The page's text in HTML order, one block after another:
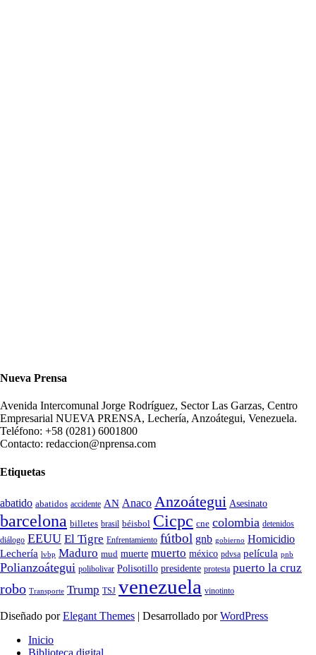
Nueva Prensa
Avenida Intercomunal Jorge Rodríguez, Sector Las Garzas, Centro
Empresarial NUEVA PRENSA, Lechería, Anzoátegui, Venezuela.
Teléfono: +58 (0281) 6001800
Contacto: redaccion@nprensa.com
Etiquetas
abatido abatidos accidente AN Anaco Anzoátegui Asesinato
barcelona billetes brasil béisbol Cicpc cne colombia detenidos
diálogo EEUU El Tigre Enfrentamiento fútbol gnb gobierno Homicidio
Lechería lvbp Maduro mud muerte muerto méxico pdvsa película pnb
Polianzoátegui polibolivar Polisotillo presidente protesta puerto la cruz
robo Transporte Trump TSJ venezuela vinotinto
Diseñado porElegant Themes | Desarrollado porWordPress
Inicio
Biblioteca digital